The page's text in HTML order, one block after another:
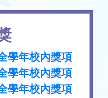
學年校內獎項
學年校內獎項
學年校內獎項